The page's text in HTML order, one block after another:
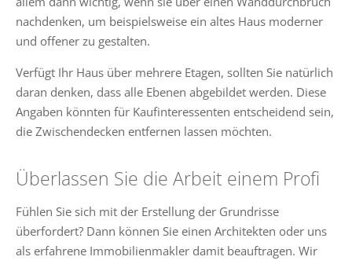
nachdenken, um beispielsweise ein altes Haus moderner
und offener zu gestalten.
Verfügt Ihr Haus über mehrere Etagen, sollten Sie natürlich
daran denken, dass alle Ebenen abgebildet werden. Diese
Angaben könnten für Kaufinteressenten entscheidend sein,
die Zwischendecken entfernen lassen möchten.
Überlassen Sie die Arbeit einem Profi
Fühlen Sie sich mit der Erstellung der Grundrisse
überfordert? Dann können Sie einen Architekten oder uns
als erfahrene Immobilienmakler damit beauftragen. Wir